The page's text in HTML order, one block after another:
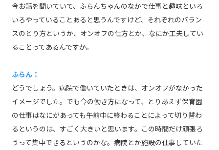
今お話を聞いていて、ふらんちゃんのなかで仕事と趣味といろ
いろやっていることあると思うんですけど、それぞれのバラン
スのとり方というか、オンオフの仕方とか、なにか工夫してい
ることってあるんですか。
ふらん：
どうでしょう。病院で働いていたときは、オンオフがなかった
イメージでした。でも今の働き方になって、とりあえず保育園
の仕事はなにがあっても午前中に終わることによって切り替わ
るというのは、すごく大きいと思います。この時間だけ頑張ろ
うって集中できるというのかな。病院とか施設の仕事していた